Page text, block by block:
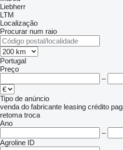
Liebherr
LTM
Localização
Procurar num raio
Portugal
Preço
–
Tipo de anúncio
venda do fabricante leasing crédito
retoma troca
Ano
–
Agroline ID